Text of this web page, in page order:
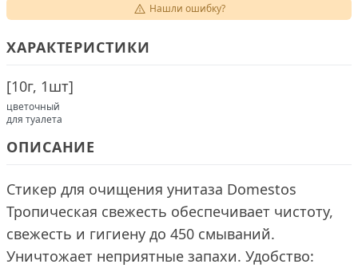
Нашли ошибку?
ХАРАКТЕРИСТИКИ
[10г, 1шт]
цветочный
для туалета
ОПИСАНИЕ
Стикер для очищения унитаза Domestos
Тропическая свежесть обеспечивает чистоту,
свежесть и гигиену до 450 смываний.
Уничтожает неприятные запахи. Удобство: